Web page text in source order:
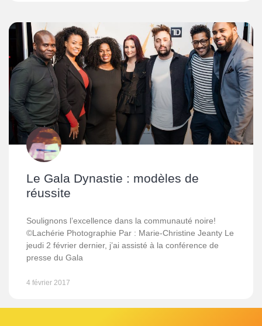
Le Gala Dynastie : modèles de
réussite
Soulignons l’excellence dans la communauté noire!
©Lachérie Photographie Par : Marie-Christine Jeanty Le
jeudi 2 février dernier, j’ai assisté à la conférence de
presse du Gala
4 février 2017